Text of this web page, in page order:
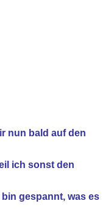
nun bald auf den
ich sonst den
gespannt, was es